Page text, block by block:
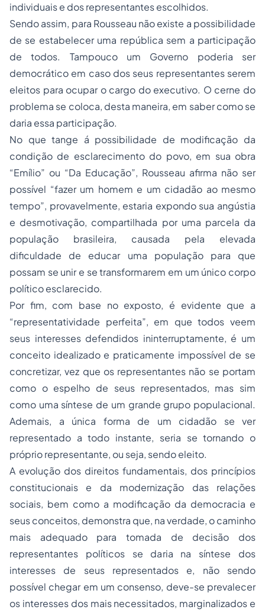
individuais e dos representantes escolhidos.
Sendo assim, para Rousseau não existe a possibilidade
de se estabelecer uma república sem a participação
de todos. Tampouco um Governo poderia ser
democrático em caso dos seus representantes serem
eleitos para ocupar o cargo do executivo. O cerne do
problema se coloca, desta maneira, em saber como se
daria essa participação.
No que tange á possibilidade de modificação da
condição de esclarecimento do povo, em sua obra
“Emílio” ou “Da Educação”, Rousseau afirma não ser
possível “fazer um homem e um cidadão ao mesmo
tempo”, provavelmente, estaria expondo sua angústia
e desmotivação, compartilhada por uma parcela da
população brasileira, causada pela elevada
dificuldade de educar uma população para que
possam se unir e se transformarem em um único corpo
político esclarecido.
Por fim, com base no exposto, é evidente que a
“representatividade perfeita”, em que todos veem
seus interesses defendidos ininterruptamente, é um
conceito idealizado e praticamente impossível de se
concretizar, vez que os representantes não se portam
como o espelho de seus representados, mas sim
como uma síntese de um grande grupo populacional.
Ademais, a única forma de um cidadão se ver
representado a todo instante, seria se tornando o
próprio representante, ou seja, sendo eleito.
A evolução dos direitos fundamentais, dos princípios
constitucionais e da modernização das relações
sociais, bem como a modificação da democracia e
seus conceitos, demonstra que, na verdade, o caminho
mais adequado para tomada de decisão dos
representantes políticos se daria na síntese dos
interesses de seus representados e, não sendo
possível chegar em um consenso, deve-se prevalecer
os interesses dos mais necessitados, marginalizados e